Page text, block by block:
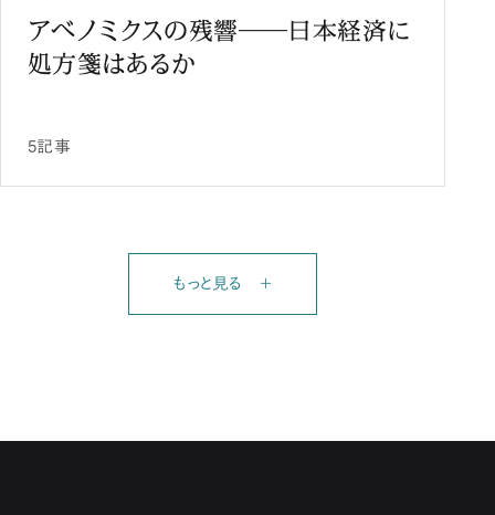
アベノミクスの残響――日本経済に
処方箋はあるか
5記事
もっと見る ＋